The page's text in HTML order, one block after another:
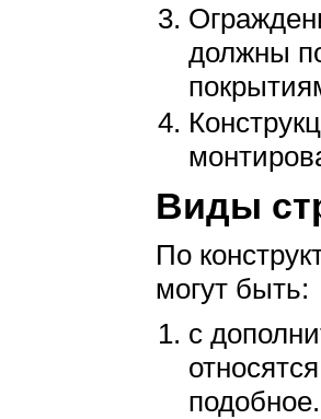
должны
Виды
По
могут быть:
с
подобное.